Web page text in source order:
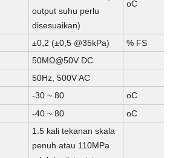
output suhu perlu
disesuaikan)
oC
±0,2 (±0,5 @35kPa)
% FS
50MΩ@50V DC
50Hz, 500V AC
-30 ~ 80
oC
-40 ~ 80 oC
1.5 kali tekanan skala
penuh atau 110MPa